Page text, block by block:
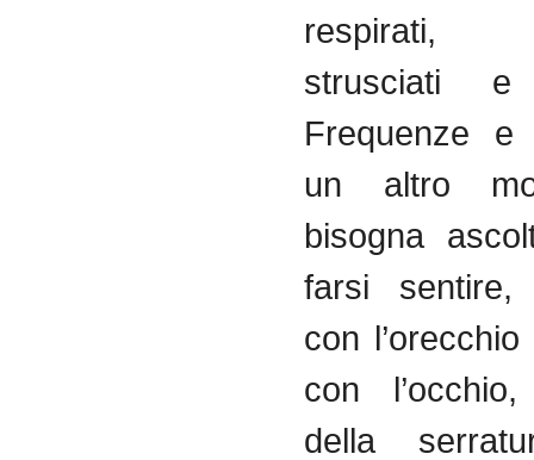
respirati,
strusciati e
Frequenze
un altro
bisogna
farsi
con
con
della